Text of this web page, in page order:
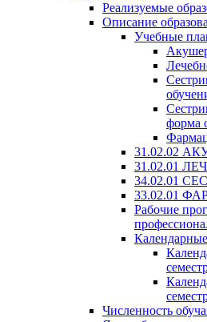
Реализуемые
Описание
Учебные
форма
31.02.02
31.02.01
34.02.01
33.02.01
Рабочие
Численность